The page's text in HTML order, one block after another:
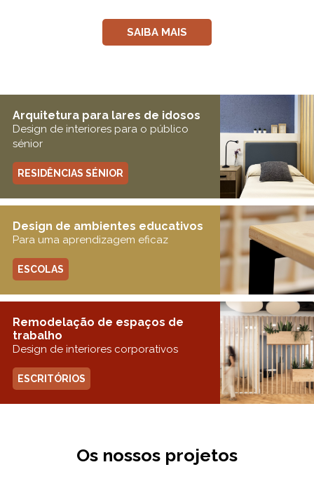
SAIBA MAIS
Arquitetura para lares de idosos
Design de interiores para o público
sénior
RESIDÊNCIAS SÉNIOR
Design de ambientes educativos
Para uma aprendizagem eficaz
ESCOLAS
Remodelação de espaços de
trabalho
Design de interiores corporativos
ESCRITÓRIOS
Os nossos projetos